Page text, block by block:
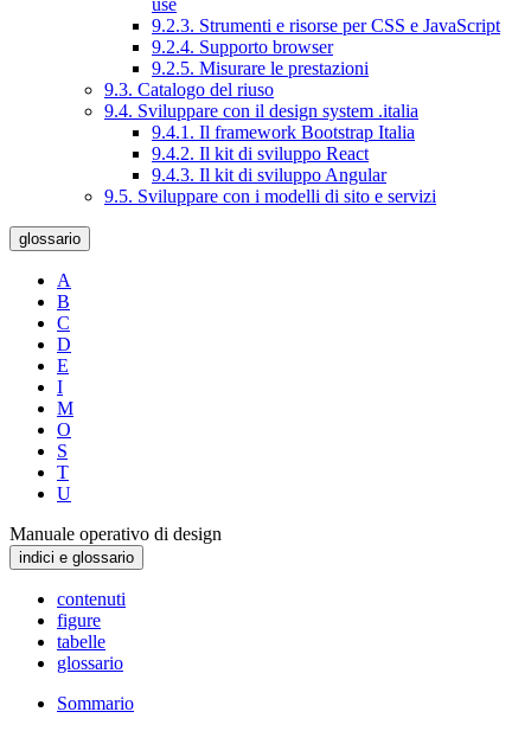
use
9.2.3. Strumenti e risorse per CSS e JavaScript
9.2.4. Supporto browser
9.2.5. Misurare le prestazioni
9.3. Catalogo del riuso
9.4. Sviluppare con il design system .italia
9.4.1. Il framework Bootstrap Italia
9.4.2. Il kit di sviluppo React
9.4.3. Il kit di sviluppo Angular
9.5. Sviluppare con i modelli di sito e servizi
glossario
A
B
C
D
E
I
M
O
S
T
U
Manuale operativo di design
indici e glossario
contenuti
figure
tabelle
glossario
Sommario